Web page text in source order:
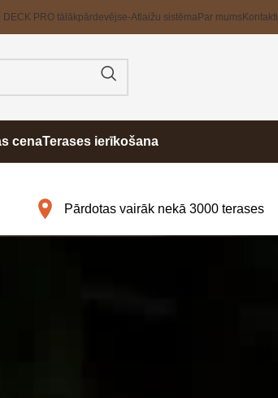
DECK PRO tālākpārdevējse-Atlaižu sistēmaPar mumsKontakti
cenaTerases ierīkošana
Pārdotas vairāk nekā 3000 terases